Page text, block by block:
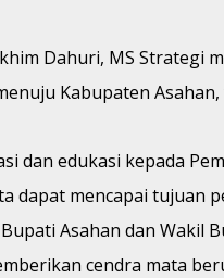
Dahuri, MS
Kabupaten
dan edukasi kepada
dapat mencapai
Asahan dan Wakil
cendra mata